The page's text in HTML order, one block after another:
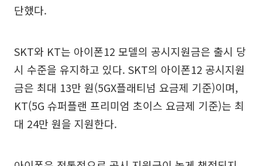
단했다.
SKT와 KT는 아이폰12 모델의 공시지원금은 출시 당
시 수준을 유지하고 있다. SKT의 아이폰12 공시지원
금은 최대 13만 원(5GX플래티넘 요금제 기준)이며,
KT(5G 슈퍼플랜 프리미엄 초이스 요금제 기준)는 최
대 24만 원을 지원한다.